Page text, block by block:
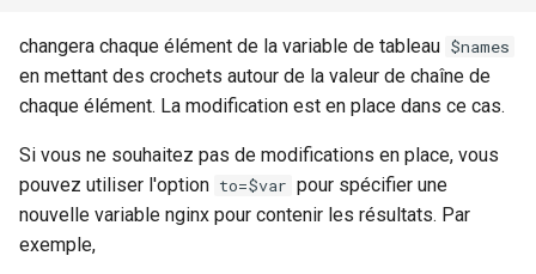
rack
radixtree
redis-connector
redis-ratelimit
changera chaque élément de la variable de tableau $names
en mettant des crochets autour de la valeur de chaîne de
chaque élément. La modification est en place dans ce cas.
Si vous ne souhaitez pas de modifications en place, vous
pouvez utiliser l'option to=$var pour spécifier une
nouvelle variable nginx pour contenir les résultats. Par
exemple,